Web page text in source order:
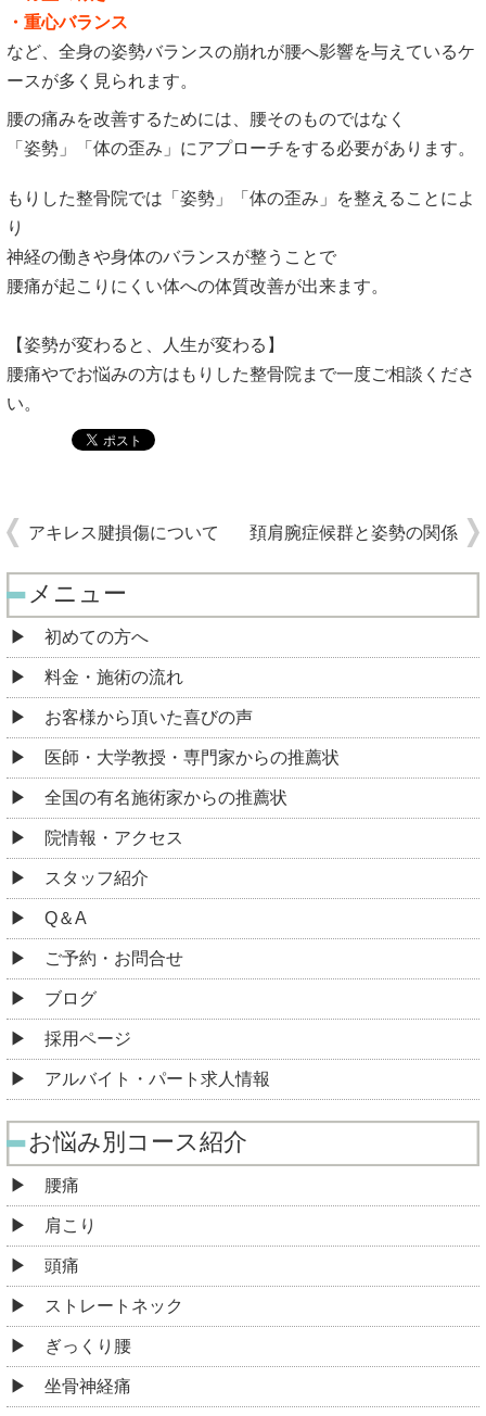
・重心バランス
など、全身の姿勢バランスの崩れが腰へ影響を与えているケ
ースが多く見られます。
腰の痛みを改善するためには、腰そのものではなく
「姿勢」「体の歪み」にアプローチをする必要があります。
もりした整骨院では「姿勢」「体の歪み」を整えることによ
り
神経の働きや身体のバランスが整うことで
腰痛が起こりにくい体への体質改善が出来ます。
【姿勢が変わると、人生が変わる】
腰痛やでお悩みの方はもりした整骨院まで一度ご相談くださ
い。
アキレス腱損傷について 頚肩腕症候群と姿勢の関係
メニュー
初めての方へ
料金・施術の流れ
お客様から頂いた喜びの声
医師・大学教授・専門家からの推薦状
全国の有名施術家からの推薦状
院情報・アクセス
スタッフ紹介
Q＆A
ご予約・お問合せ
ブログ
採用ページ
アルバイト・パート求人情報
お悩み別コース紹介
腰痛
肩こり
頭痛
ストレートネック
ぎっくり腰
坐骨神経痛